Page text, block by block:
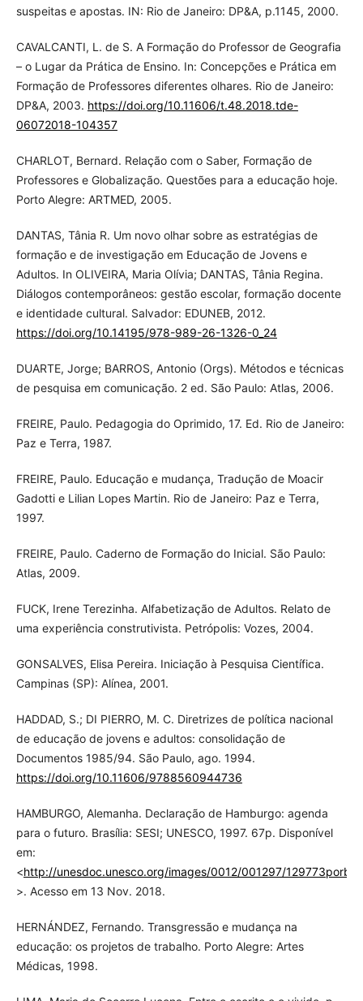
suspeitas e apostas. IN: Rio de Janeiro: DP&A, p.11­45, 2000.
CAVALCANTI, L. de S. A Formação do Professor de Geografia
– o Lugar da Prática de Ensino. In: Concepções e Prática em
Formação de Professores diferentes olhares. Rio de Janeiro:
DP&A, 2003. https://doi.org/10.11606/t.48.2018.tde-
06072018-104357
CHARLOT, Bernard. Relação com o Saber, Formação de
Professores e Globalização. Questões para a educação hoje.
Porto Alegre: ARTMED, 2005.
DANTAS, Tânia R. Um novo olhar sobre as estratégias de
formação e de investigação em Educação de Jovens e
Adultos. In OLIVEIRA, Maria Olívia; DANTAS, Tânia Regina.
Diálogos contemporâneos: gestão escolar, formação docente
e identidade cultural. Salvador: EDUNEB, 2012.
https://doi.org/10.14195/978-989-26-1326-0_24
DUARTE, Jorge; BARROS, Antonio (Orgs). Métodos e técnicas
de pesquisa em comunicação. 2 ed. São Paulo: Atlas, 2006.
FREIRE, Paulo. Pedagogia do Oprimido, 17. Ed. Rio de Janeiro:
Paz e Terra, 1987.
FREIRE, Paulo. Educação e mudança, Tradução de Moacir
Gadotti e Lilian Lopes Martin. Rio de Janeiro: Paz e Terra,
1997.
FREIRE, Paulo. Caderno de Formação do Inicial. São Paulo:
Atlas, 2009.
FUCK, Irene Terezinha. Alfabetização de Adultos. Relato de
uma experiência construtivista. Petrópolis: Vozes, 2004.
GONSALVES, Elisa Pereira. Iniciação à Pesquisa Científica.
Campinas (SP): Alínea, 2001.
HADDAD, S.; DI PIERRO, M. C. Diretrizes de política nacional
de educação de jovens e adultos: consolidação de
Documentos 1985/94. São Paulo, ago. 1994.
https://doi.org/10.11606/9788560944736
HAMBURGO, Alemanha. Declaração de Hamburgo: agenda
para o futuro. Brasília: SESI; UNESCO, 1997. 67p. Disponível
em:
<http://unesdoc.unesco.org/images/0012/001297/
>. Acesso em 13 Nov. 2018.
HERNÁNDEZ, Fernando. Transgressão e mudança na
educação: os projetos de trabalho. Porto Alegre: Artes
Médicas, 1998.